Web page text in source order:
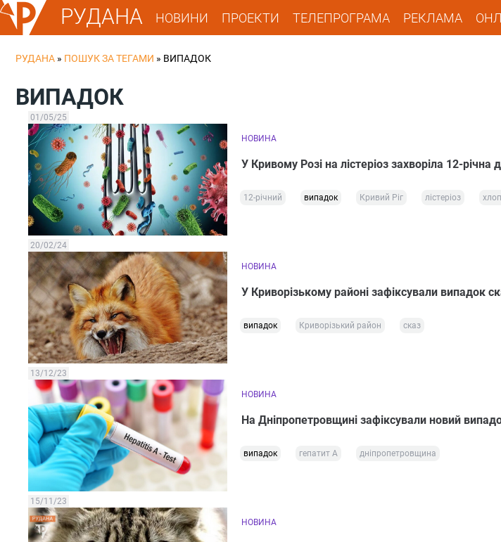
РУДАНА НОВИНИ ПРОЕКТИ ТЕЛЕПРОГРАМА РЕКЛАМА
РУДАНА » ПОШУК ЗА ТЕГАМИ » ВИПАДОК
ВИПАДОК
01/05/25
НОВИНА
У Кривому Розі на лістеріоз захворіла 12-річна
12-річний випадок Кривий Ріг лістеріоз
20/02/24
НОВИНА
У Криворізькому районі зафіксували випадок
випадок Криворізький район сказ
13/12/23
НОВИНА
На Дніпропетровщині зафіксували новий
випадок гепатит А дніпропетровщина
15/11/23
НОВИНА